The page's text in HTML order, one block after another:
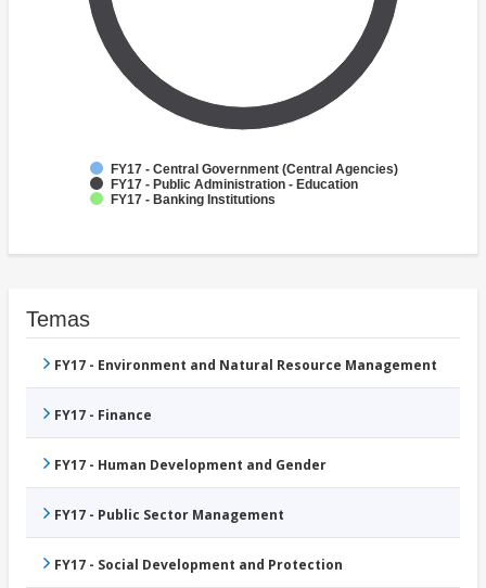
FY17 - Central Government (Central Agencies)
FY17 - Public Administration - Education
FY17 - Banking Institutions
Temas
FY17 - Environment and Natural Resource Management
FY17 - Finance
FY17 - Human Development and Gender
FY17 - Public Sector Management
FY17 - Social Development and Protection